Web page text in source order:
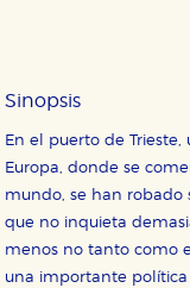
Sinopsis
En el puerto de
Europa, donde se
mundo, se han robado
que no inquieta
menos no tanto como
una importante política